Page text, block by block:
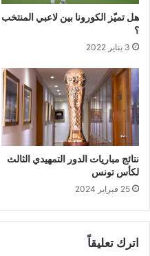
هل تميّز الكورونا بين لاعبي المنتخب
؟
3 يناير 2022
نتائج مباريات الدور التمهيدي الثالث
لكأس تونس
25 فبراير 2024
اترك تعليقاً